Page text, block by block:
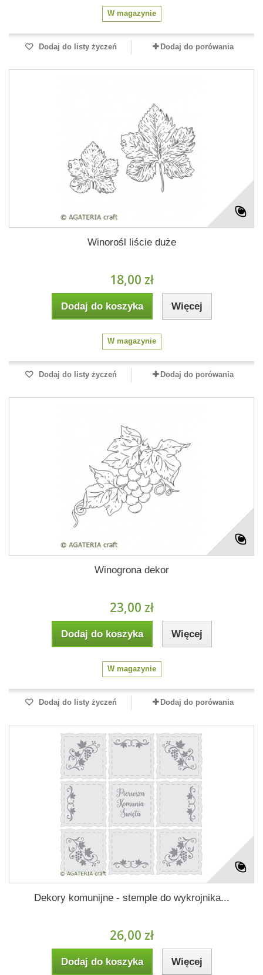
W magazynie
Dodaj do listy życzeń Dodaj do porówania
Winorośl liście duże
18,00 zł
Dodaj do koszyka Więcej
W magazynie
Dodaj do listy życzeń Dodaj do porówania
Winogrona dekor
23,00 zł
Dodaj do koszyka Więcej
W magazynie
Dodaj do listy życzeń Dodaj do porówania
Dekory komunijne - stemple do wykrojnika...
26,00 zł
Dodaj do koszyka Więcej